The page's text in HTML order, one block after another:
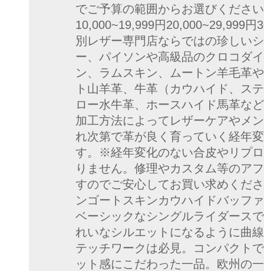
でご予算の範囲からお選びくださ
10,000~19,999円20,000~29,999円
別レザー専門店ならではの珍しい
ー、パイソンや高級品のクロコダ
ン、ラムスキン、ムートン羊毛革
ト山羊革、牛革（カウハイド、ス
ロー水牛革、ホースハイド馬革な
加工方法によってレザーケアやメ
れ次第で革が良く育っていく経年
す。※経年変化のない合皮やリプ
りません。修理やカスタム等のア
すのでご安心してお買い求めくだ
ンゴートスキンカウハイドバッフ
ベーシックなシングルライダース
れいなシルエットになるように曲
テッチワークは必見。コンパクト
ット感にこだわった一品。欧州の